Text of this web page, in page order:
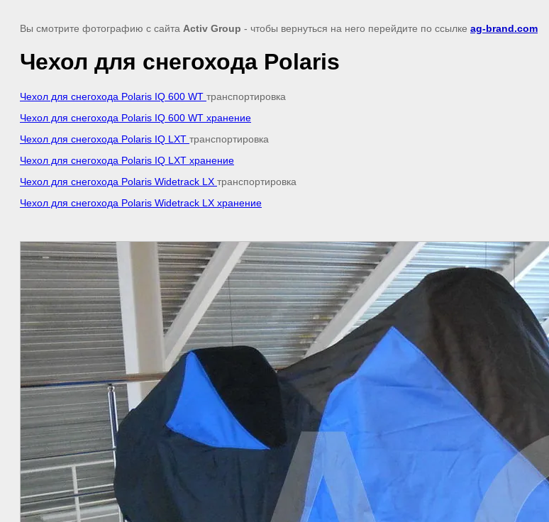
Вы смотрите фотографию с сайта Activ Group - чтобы вернуться на него перейдите по ссылке ag-brand.com
Чехол для снегохода Polaris
Чехол для снегохода Polaris IQ 600 WT транспортировка
Чехол для снегохода Polaris IQ 600 WT хранение
Чехол для снегохода Polaris IQ LXT транспортировка
Чехол для снегохода Polaris IQ LXT хранение
Чехол для снегохода Polaris Widetrack LX транспортировка
Чехол для снегохода Polaris Widetrack LX хранение